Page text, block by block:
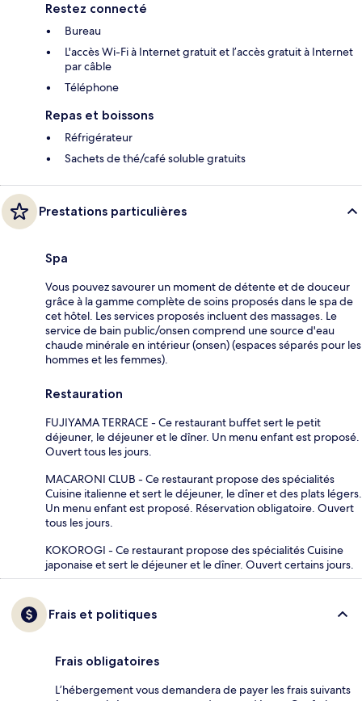
Restez connecté
Bureau
L'accès Wi-Fi à Internet gratuit et l’accès gratuit à Internet
par câble
Téléphone
Repas et boissons
Réfrigérateur
Sachets de thé/café soluble gratuits
Prestations particulières
Spa
Vous pouvez savourer un moment de détente et de douceur
grâce à la gamme complète de soins proposés dans le spa de
cet hôtel. Les services proposés incluent des massages. Le
service de bain public/onsen comprend une source d'eau
chaude minérale en intérieur (onsen) (espaces séparés pour les
hommes et les femmes).
Restauration
FUJIYAMA TERRACE - Ce restaurant buffet sert le petit
déjeuner, le déjeuner et le dîner. Un menu enfant est proposé.
Ouvert tous les jours.
MACARONI CLUB - Ce restaurant propose des spécialités
Cuisine italienne et sert le déjeuner, le dîner et des plats légers.
Un menu enfant est proposé. Réservation obligatoire. Ouvert
tous les jours.
KOKOROGI - Ce restaurant propose des spécialités Cuisine
japonaise et sert le déjeuner et le dîner. Ouvert certains jours.
Frais et politiques
Frais obligatoires
L’hébergement vous demandera de payer les frais suivants